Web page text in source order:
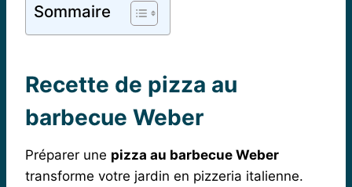
Sommaire
Recette de pizza au
barbecue Weber
Préparer une pizza au barbecue Weber
transforme votre jardin en pizzeria italienne.